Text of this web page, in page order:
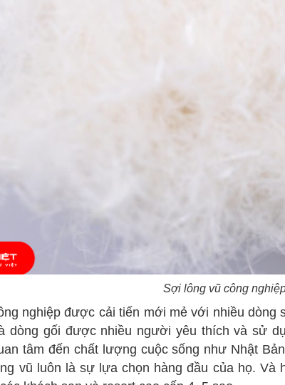
Sợi lông vũ công
nghiệp được cải tiến mới mẻ với nhiều dòng
dòng gối được nhiều người yêu thích và sử
tâm đến chất lượng cuộc sống như Nhật
vũ luôn là sự lựa chọn hàng đầu của họ. Và